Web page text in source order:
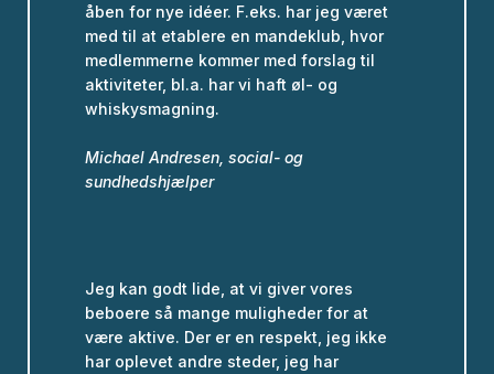
åben for nye idéer. F.eks. har jeg været
med til at etablere en mandeklub, hvor
medlemmerne kommer med forslag til
aktiviteter, bl.a. har vi haft øl- og
whiskysmagning.
Michael Andresen, social- og
sundhedshjælper
Jeg kan godt lide, at vi giver vores
beboere så mange muligheder for at
være aktive. Der er en respekt, jeg ikke
har oplevet andre steder, jeg har